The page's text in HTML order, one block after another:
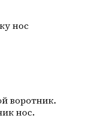
нос
воротник.
нос.